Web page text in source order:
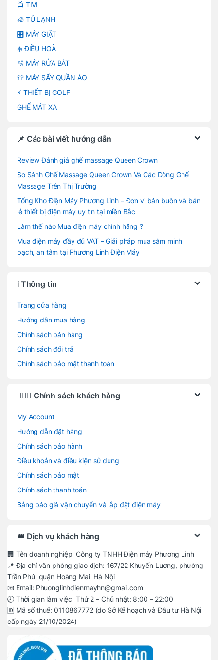
📺 TIVI
🧊 TỦ LẠNH
🎛️ MÁY GIẶT
❄️ ĐIỀU HOÀ
🫧 MÁY RỬA BÁT
👕 MÁY SẤY QUẦN ÁO
⚡ THIẾT BỊ GOLF
GHẾ MÁT XA
📌 Các bài viết hướng dẫn
Review Đánh giá ghế massage Queen Crown
So Sánh Ghế Massage Queen Crown Và Các Dòng Ghế
Massage Trên Thị Trường
Tổng Kho Điện Máy Phương Linh – Đơn vị bán buôn và bán
lẻ thiết bị điện máy uy tín tại miền Bắc
Làm thế nào Mua điện máy chính hãng ?
Mua điện máy đầy đủ VAT – Giải pháp mua sắm minh
bạch, an tâm tại Phương Linh Điện Máy
ℹ️ Thông tin
Trang cửa hàng
Hướng dẫn mua hàng
Chính sách bán hàng
Chính sách đổi trả
Chính sách bảo mật thanh toán
🙋🏻‍♂️ Chính sách khách hàng
My Account
Hướng dẫn đặt hàng
Chính sách bảo hành
Điều khoản và điều kiện sử dụng
Chính sách bảo mật
Chính sách thanh toán
Bảng báo giá vận chuyển và lắp đặt điện máy
👑 Dịch vụ khách hàng
🏢 Tên doanh nghiệp: Công ty TNHH Điện máy Phương Linh
📍 Địa chỉ văn phòng giao dịch: 167/22 Khuyến Lương, phường
Trần Phú, quận Hoàng Mai, Hà Nội
📧 Email: Phuonglinhdienmayhn@gmail.com
🕗 Thời gian làm việc: Thứ 2 – Chủ nhật: 8:00 – 22:00
🆔 Mã số thuế: 0110867772 (do Sở Kế hoạch và Đầu tư Hà Nội
cấp ngày 21/10/2024)